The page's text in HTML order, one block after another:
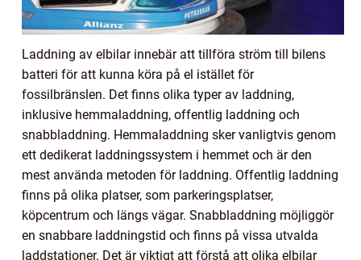
Laddning av elbilar innebär att tillföra ström till bilens
batteri för att kunna köra på el istället för
fossilbränslen. Det finns olika typer av laddning,
inklusive hemmaladdning, offentlig laddning och
snabbladdning. Hemmaladdning sker vanligtvis genom
ett dedikerat laddningssystem i hemmet och är den
mest använda metoden för laddning. Offentlig laddning
finns på olika platser, som parkeringsplatser,
köpcentrum och längs vägar. Snabbladdning möjliggör
en snabbare laddningstid och finns på vissa utvalda
laddstationer. Det är viktigt att förstå att olika elbilar